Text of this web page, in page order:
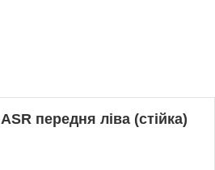
передня ліва (стійка)